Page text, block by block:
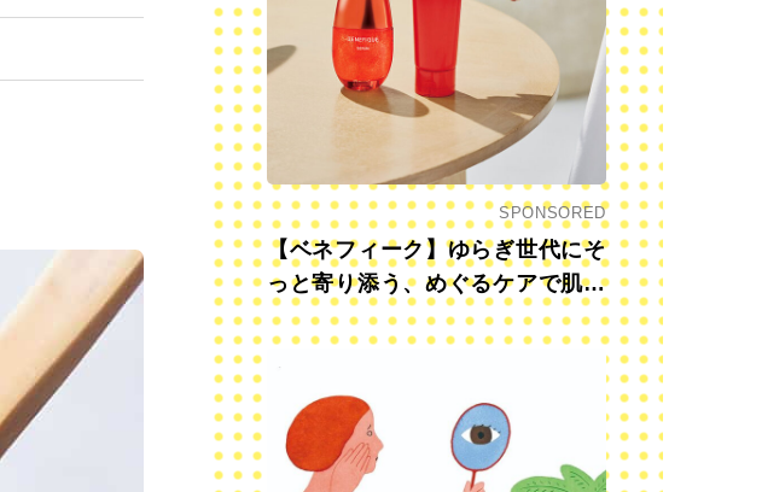
SPONSORED
【ベネフィーク】ゆらぎ世代にそ
っと寄り添う、めぐるケアで肌も
心も前向きに